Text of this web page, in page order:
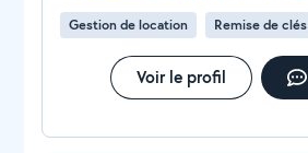
Gestion de location Remise de clés
Voir le profil